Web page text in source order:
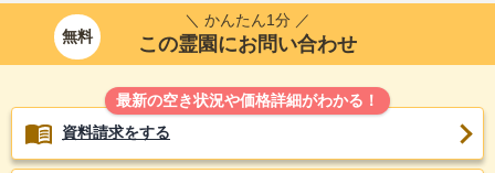
無料
＼ かんたん1分 ／
この霊園にお問い合わせ
最新の空き状況や価格詳細がわかる！
資料請求をする